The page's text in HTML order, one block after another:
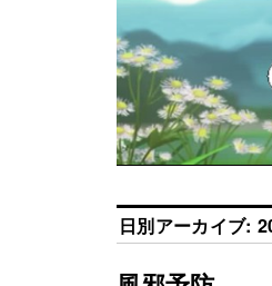
日別アーカイブ: